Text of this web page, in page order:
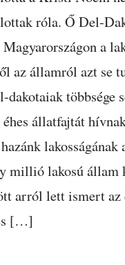
róla. Ő Del-
a
az államról azt se
dakotaiak többsége
éhes állatfajtát
millió lakosú állam
arról lett ismert
[…]